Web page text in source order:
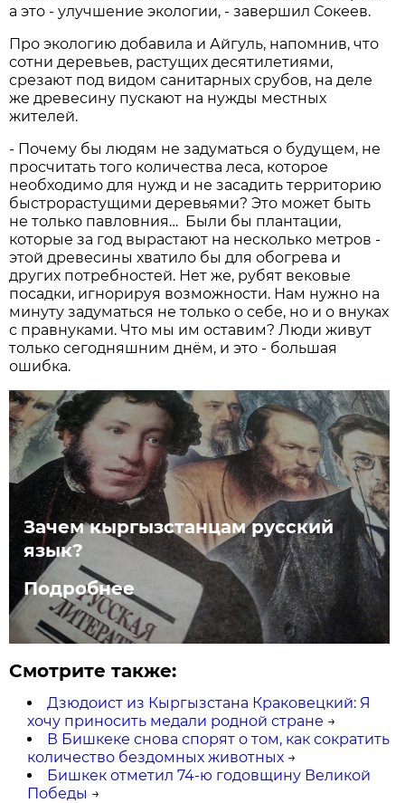
а это - улучшение экологии, - завершил Сокеев.
Про экологию добавила и Айгуль, напомнив, что
сотни деревьев, растущих десятилетиями,
срезают под видом санитарных срубов, на деле
же древесину пускают на нужды местных
жителей.
- Почему бы людям не задуматься о будущем, не
просчитать того количества леса, которое
необходимо для нужд и не засадить территорию
быстрорастущими деревьями? Это может быть
не только павловния… Были бы плантации,
которые за год вырастают на несколько метров -
этой древесины хватило бы для обогрева и
других потребностей. Нет же, рубят вековые
посадки, игнорируя возможности. Нам нужно на
минуту задуматься не только о себе, но и о внуках
с правнуками. Что мы им оставим? Люди живут
только сегодняшним днём, и это - большая
ошибка.
Зачем кыргызстанцам русский
язык?
Подробнее
Смотрите также:
Дзюдоист из Кыргызстана Краковецкий: Я
хочу приносить медали родной стране →
В Бишкеке снова спорят о том, как сократить
количество бездомных животных →
Бишкек отметил 74-ю годовщину Великой
Победы →